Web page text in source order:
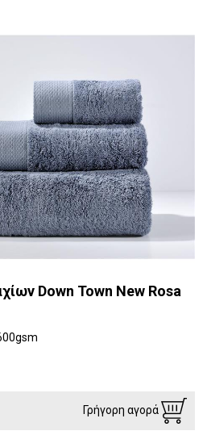
Down Town New Rosa
Γρήγορη αγορά